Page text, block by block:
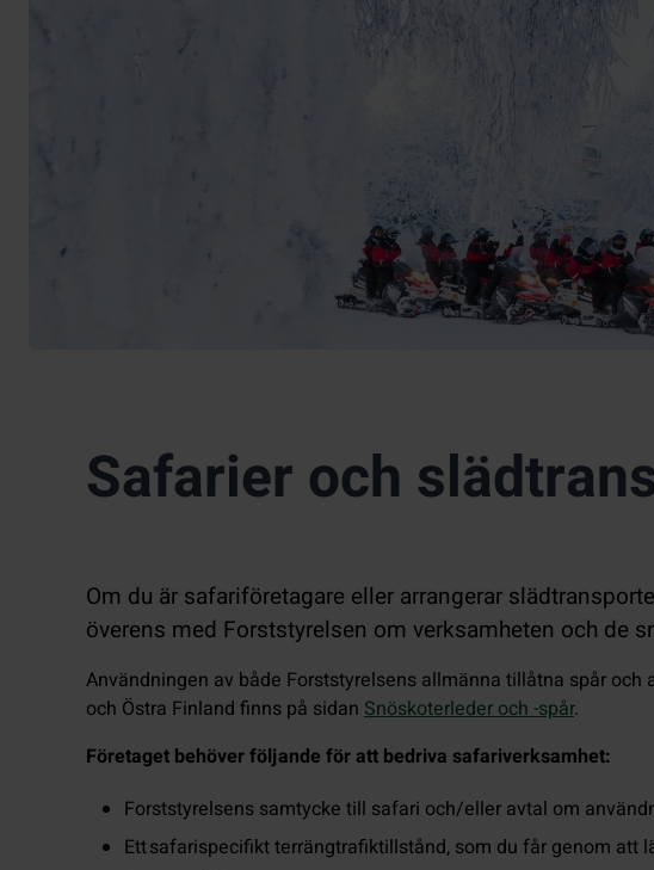
Safarier och
Om du är safariföretagare eller arrangerar
överens med Forststyrelsen om verksamheten och de
Användningen av både Forststyrelsens allmänna tillåtna spår
och Östra Finland finns på sidan Snöskoterleder och -spår.
Företaget behöver följande för att bedriva safariverksamhet:
Forststyrelsens samtycke till safari och/eller avtal om
Ett safarispecifikt terrängtrafiktillstånd, som du får genom att